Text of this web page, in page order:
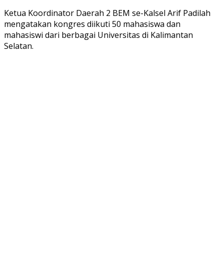
Ketua Koordinator Daerah 2 BEM se-Kalsel Arif Padilah
mengatakan kongres diikuti 50 mahasiswa dan
mahasiswi dari berbagai Universitas di Kalimantan
Selatan.